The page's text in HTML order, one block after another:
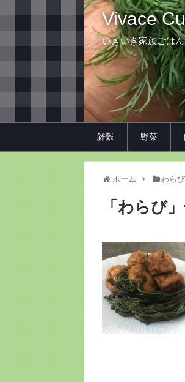
Vivace
いきいき家族ごはん
雑穀 野菜
ホーム わらび
「 わらび」